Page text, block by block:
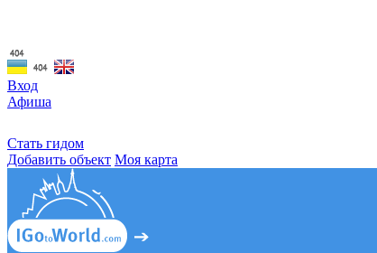
Вход
Афиша
Стать гидом
Добавить объект Моя карта